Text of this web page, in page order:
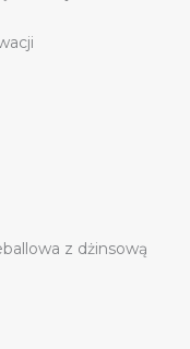
z dżinsową